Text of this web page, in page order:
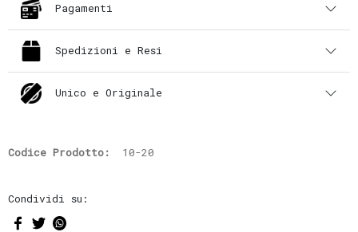
Pagamenti
Spedizioni e Resi
Unico e Originale
Codice Prodotto: 10-20
Condividi su: